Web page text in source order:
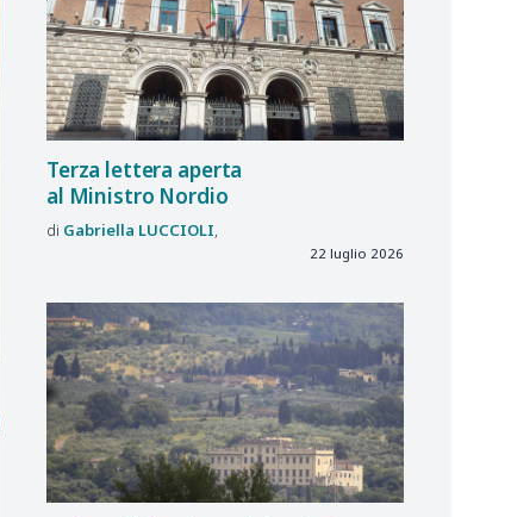
Terza lettera aperta
al Ministro Nordio
Gabriella LUCCIOLI
22 luglio 2026